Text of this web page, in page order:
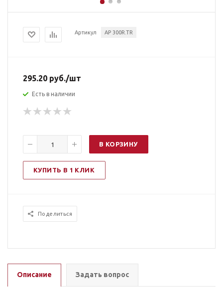
Артикул AP 300R.TR
295.20 руб./шт
Есть в наличии
В КОРЗИНУ
КУПИТЬ В 1 КЛИК
Поделиться
Описание Задать вопрос